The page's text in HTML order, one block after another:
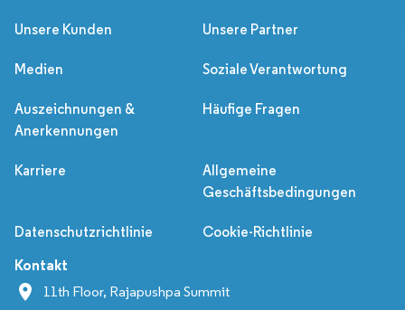
Unsere Kunden Unsere Partner
Medien Soziale Verantwortung
Auszeichnungen &
Anerkennungen
Häufige Fragen
Karriere
Allgemeine
Geschäftsbedingungen
Datenschutzrichtlinie Cookie-Richtlinie
Kontakt
11th Floor, Rajapushpa Summit